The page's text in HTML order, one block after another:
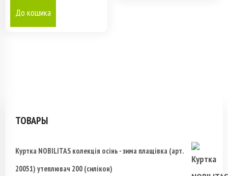
До кошика
ТОВАРЫ
Куртка NOBILITAS колекція осінь - зима плащівка (арт.
20051) утеплювач 200 (силікон)